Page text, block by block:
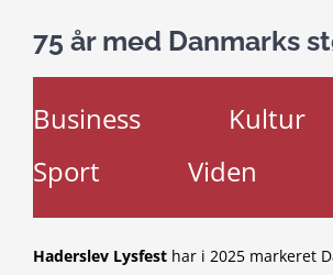
75 år med Danmarks
Business Kultur
Sport
Viden
Haderslev Lysfest har i 2025 markeret